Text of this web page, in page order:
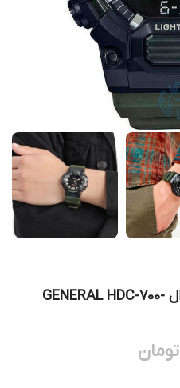
ساعت مچی مردانه کاسیو جنرال GENERAL HDC-700-
تومان